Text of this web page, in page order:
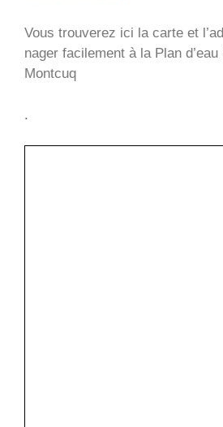
Vous trouverez ici la carte et
nager facilement à la Plan
Montcuq
.